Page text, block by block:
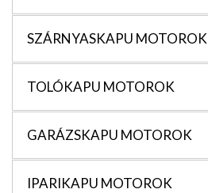
SZÁRNYASKAPU MOTOROK
TOLÓKAPU MOTOROK
GARÁZSKAPU MOTOROK
IPARIKAPU MOTOROK